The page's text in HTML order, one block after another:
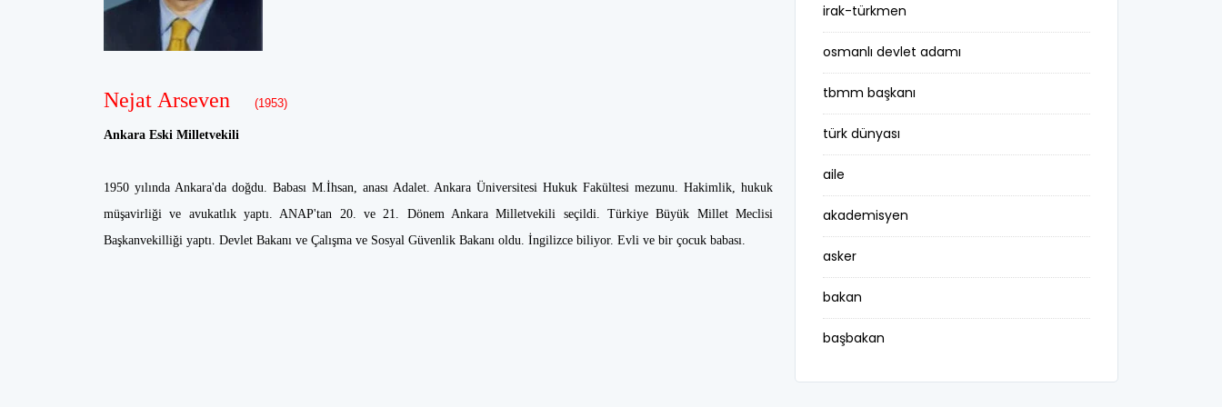
Nejat Arseven (1953)
Ankara Eski Milletvekili
1950 yılında Ankara'da doğdu. Babası M.İhsan, anası Adalet. Ankara Üniversitesi Hukuk Fakültesi mezunu. Hakimlik, hukuk
müşavirliği ve avukatlık yaptı. ANAP'tan 20. ve 21. Dönem Ankara Milletvekili seçildi. Türkiye Büyük Millet Meclisi
Başkanvekilliği yaptı. Devlet Bakanı ve Çalışma ve Sosyal Güvenlik Bakanı oldu. İngilizce biliyor. Evli ve bir çocuk babası.
irak-türkmen
osmanlı devlet adamı
tbmm başkanı
türk dünyası
aile
akademisyen
asker
bakan
başbakan
belediye başkanı